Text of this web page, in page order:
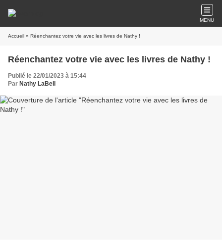
MENU
Accueil » Réenchantez votre vie avec les livres de Nathy !
Réenchantez votre vie avec les livres de Nathy !
Publié le 22/01/2023 à 15:44
Par Nathy LaBell